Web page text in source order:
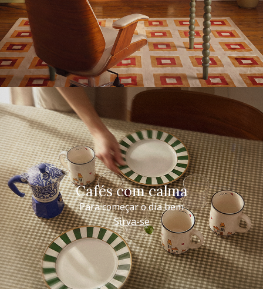
Cafés com calma
Para começar o dia bem
Sirva-se